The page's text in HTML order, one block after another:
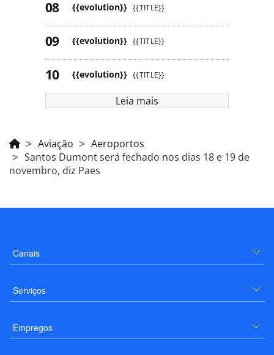
{{evolution}} {{TITLE}}
{{evolution}} {{TITLE}}
{{evolution}} {{TITLE}}
Leia mais
Aviação
Aeroportos
Santos Dumont será fechado nos dias 18 e 19 de
novembro, diz Paes
Canais
Serviços
Empregos